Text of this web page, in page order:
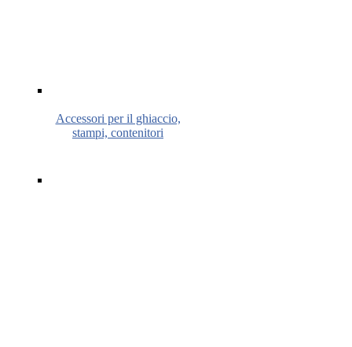
Accessori per il ghiaccio,
stampi, contenitori